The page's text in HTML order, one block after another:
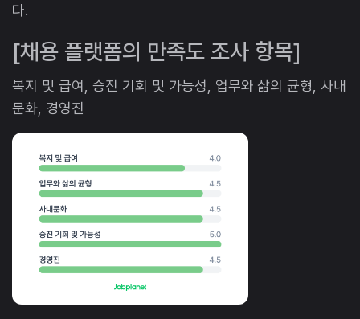
다.
[채용 플랫폼의 만족도 조사 항목]
복지 및 급여, 승진 기회 및 가능성, 업무와 삶의 균형, 사내
문화, 경영진